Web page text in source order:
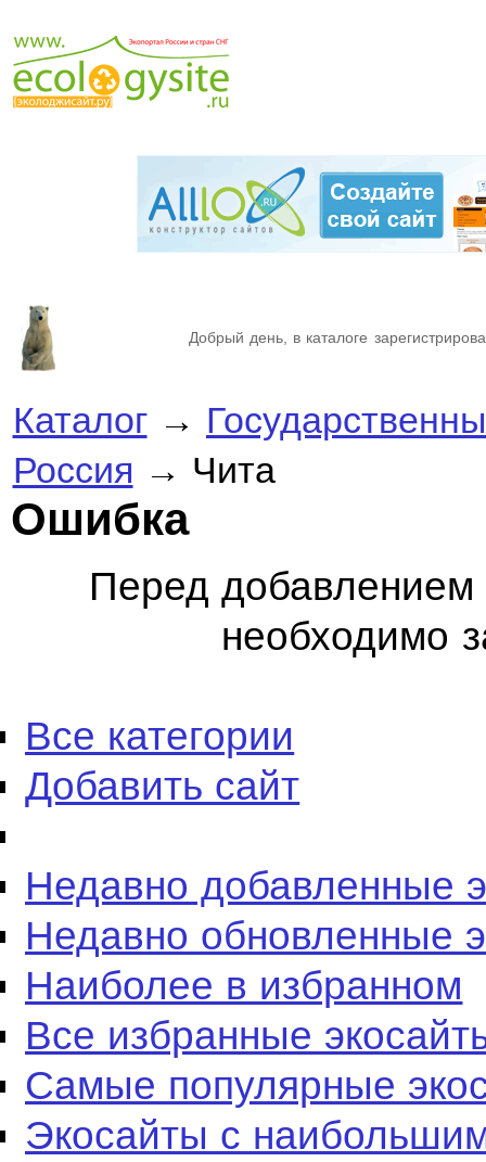
Добрый день, в каталоге
Каталог→
Россия → Чита
Ошибка
Перед добавлением
необходимо
Все категории
Добавить сайт
Недавно добавленные
Недавно обновленные
Наиболее в избранном
Все избранные
Самые популярные
Экосайты с